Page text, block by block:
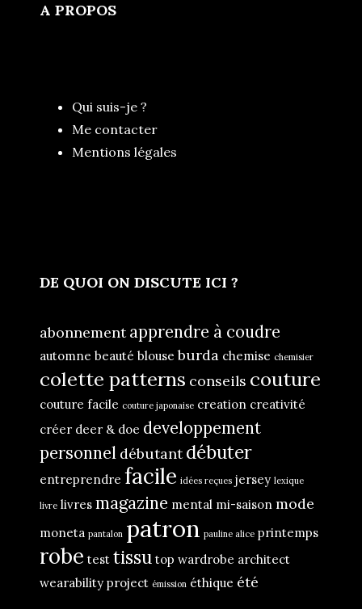
A PROPOS
Qui suis-je ?
Me contacter
Mentions légales
DE QUOI ON DISCUTE ICI ?
abonnement apprendre à coudre
automne beauté blouse burda chemise chemisier
colette patterns conseils couture
couture facile couture japonaise creation creativité
créer deer & doe developpement
personnel débutant débuter
entreprendre facile idées reçues jersey lexique
livre livres magazine mental mi-saison mode
moneta pantalon patron pauline alice printemps
robe test tissu top wardrobe architect
wearability project émission éthique été